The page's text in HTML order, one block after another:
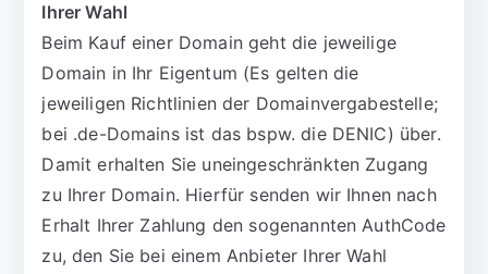
Ihrer Wahl
Beim Kauf einer Domain geht die jeweilige
Domain in Ihr Eigentum (Es gelten die
jeweiligen Richtlinien der Domainvergabestelle;
bei .de-Domains ist das bspw. die DENIC) über.
Damit erhalten Sie uneingeschränkten Zugang
zu Ihrer Domain. Hierfür senden wir Ihnen nach
Erhalt Ihrer Zahlung den sogenannten AuthCode
zu, den Sie bei einem Anbieter Ihrer Wahl